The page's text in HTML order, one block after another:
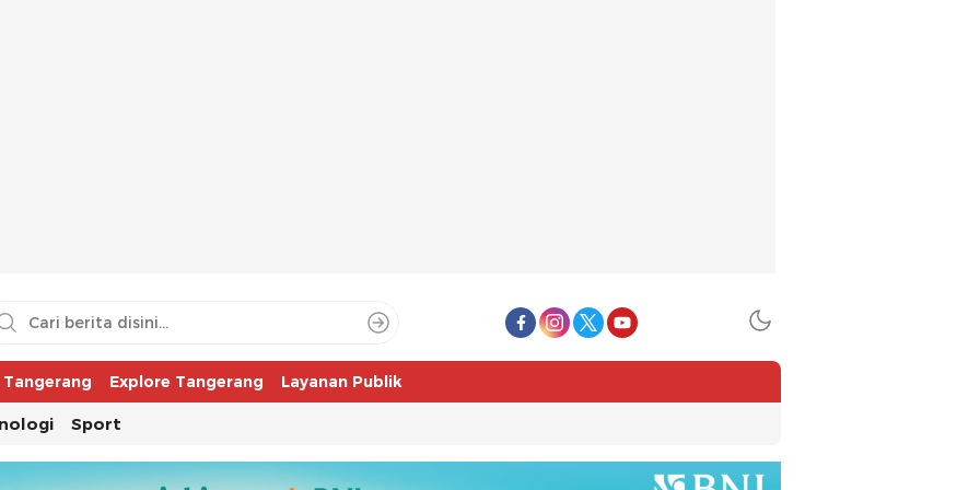
Explore Tangerang Layanan Publik
Sport